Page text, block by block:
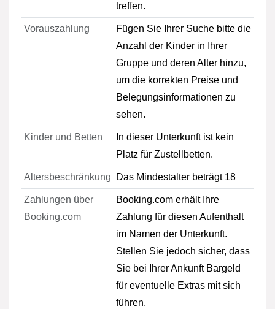
treffen.
Vorauszahlung
Fügen Sie Ihrer Suche bitte die
Anzahl der Kinder in Ihrer
Gruppe und deren Alter hinzu,
um die korrekten Preise und
Belegungsinformationen zu
sehen.
Kinder und Betten
In dieser Unterkunft ist kein
Platz für Zustellbetten.
Altersbeschränkung Das Mindestalter beträgt 18
Zahlungen über
Booking.com
Booking.com erhält Ihre
Zahlung für diesen Aufenthalt
im Namen der Unterkunft.
Stellen Sie jedoch sicher, dass
Sie bei Ihrer Ankunft Bargeld
für eventuelle Extras mit sich
führen.